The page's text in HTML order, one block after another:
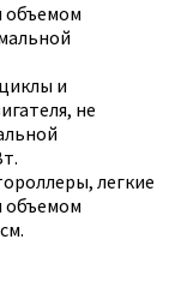
объемом
и
не
легкие
объемом